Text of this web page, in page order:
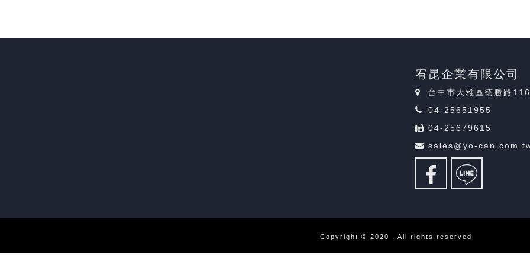
宥昆企業有限公司
台中市大雅區德勝路
04-25651955
04-25679615
sales@yo-
Copyright © 2020 . All rights reserved.